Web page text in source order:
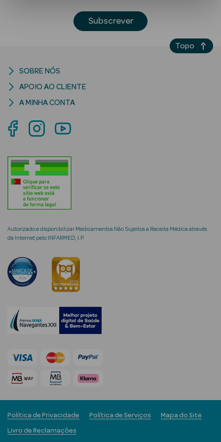
Solares
Corpo
Lábios
Solares Bebé e
Criança
Rosto e
Cosmética
Hidratantes
Séruns Faciais
Creme de Olhos
envelhecimento
Subscrever
Autorizado a disponibilizar Medicamentos Não Sujeitos a Receita Médica através
da Internet pelo INFARMED, I.P.
SOBRE NÓS
APOIO AO CLIENTE
A MINHA CONTA
Política de Privacidade Política de Serviços Mapa do Site
Livro de Reclamações
Topo